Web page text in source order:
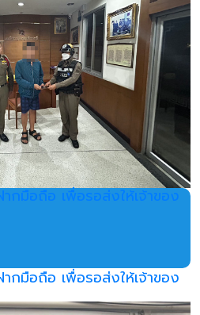
กมือถือ เพื่อรอส่งให้เจ้าของ
กมือถือ เพื่อรอส่งให้เจ้าของ